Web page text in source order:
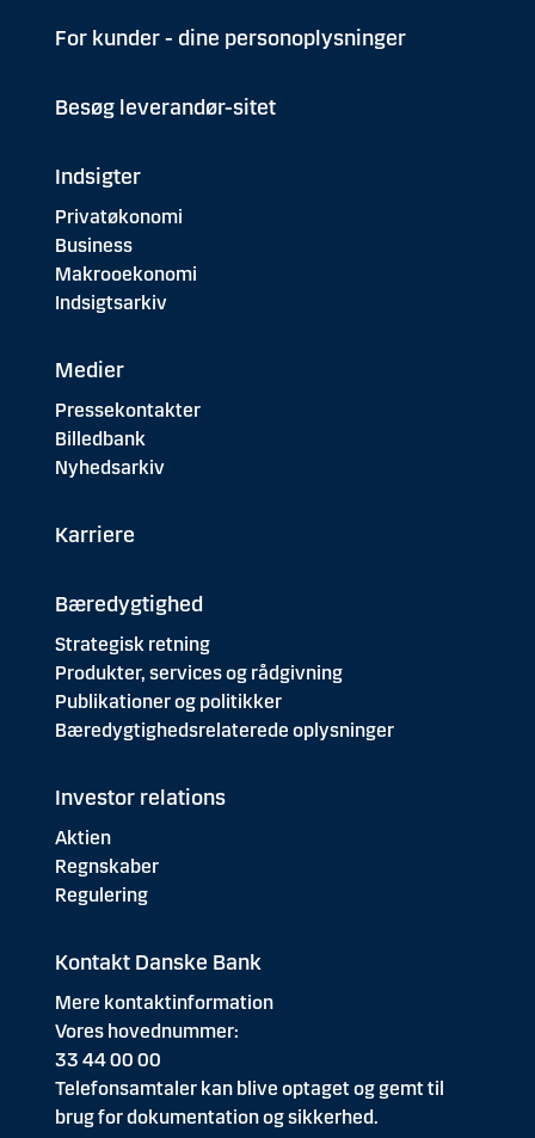
For kunder - dine personoplysninger
Besøg leverandør-sitet
Indsigter
Privatøkonomi
Business
Makrooekonomi
Indsigtsarkiv
Medier
Pressekontakter
Billedbank
Nyhedsarkiv
Karriere
Bæredygtighed
Strategisk retning
Produkter, services og rådgivning
Publikationer og politikker
Bæredygtighedsrelaterede oplysninger
Investor relations
Aktien
Regnskaber
Regulering
Kontakt Danske Bank
Mere kontaktinformation
Vores hovednummer:
33 44 00 00
Telefonsamtaler kan blive optaget og gemt til
brug for dokumentation og sikkerhed.